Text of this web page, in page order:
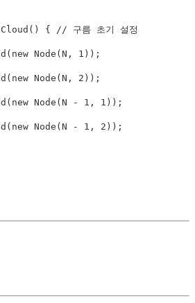
( ) { // 구름 초기 설정
( new Node (N , 1 ) ) ;
( new Node (N , 2 ) ) ;
( new Node (N - 1 , 1 ) ) ;
( new Node (N - 1 , 2 ) ) ;